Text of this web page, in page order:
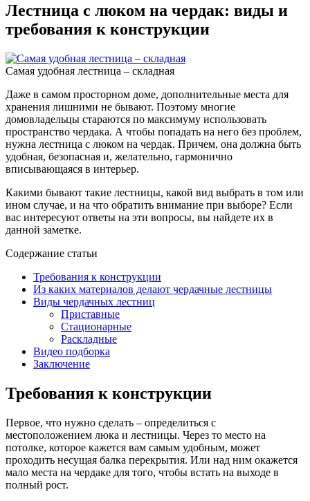
Лестница с люком на чердак: виды и
требования к конструкции
Самая удобная лестница – складная
Даже в самом просторном доме, дополнительные места для
хранения лишними не бывают. Поэтому многие
домовладельцы стараются по максимуму использовать
пространство чердака. А чтобы попадать на него без проблем,
нужна лестница с люком на чердак. Причем, она должна быть
удобная, безопасная и, желательно, гармонично
вписывающаяся в интерьер.
Какими бывают такие лестницы, какой вид выбрать в том или
ином случае, и на что обратить внимание при выборе? Если
вас интересуют ответы на эти вопросы, вы найдете их в
данной заметке.
Содержание статьи
Требования к конструкции
Из каких материалов делают чердачные лестницы
Виды чердачных лестниц
Приставные
Стационарные
Раскладные
Видео подборка
Заключение
Требования к конструкции
Первое, что нужно сделать – определиться с
местоположением люка и лестницы. Через то место на
потолке, которое кажется вам самым удобным, может
проходить несущая балка перекрытия. Или над ним окажется
мало места на чердаке для того, чтобы встать на выходе в
полный рост.